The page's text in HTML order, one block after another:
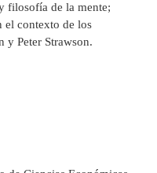
filosofía de la mente;
el contexto de los
y Peter Strawson.